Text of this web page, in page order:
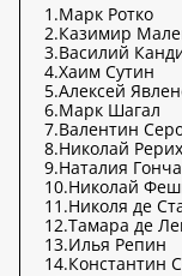
1.Марк Ротко
2.Казимир
3.Василий
4.Хаим Сутин
5.Алексей
6.Марк Шагал
7.Валентин
8.Николай Рерих
9.Наталия
10.Николай
11.Николя де
12.Тамара де
13.Илья Репин
14.Константин